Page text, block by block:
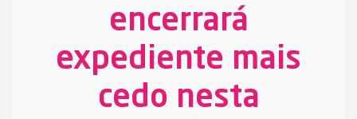
encerrará
expediente mais
cedo nesta